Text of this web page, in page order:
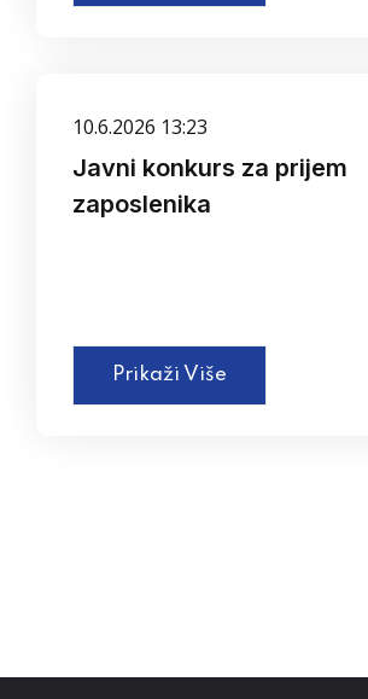
10.6.2026 13:23
Javni konkurs za prijem
zaposlenika
Prikaži Više